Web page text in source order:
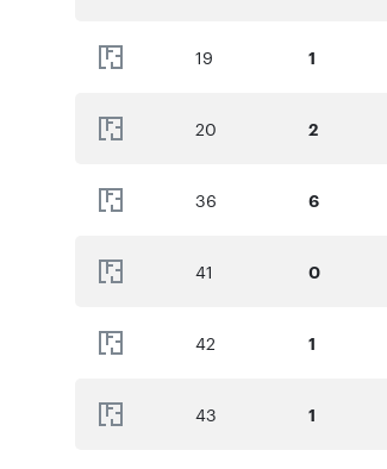
19 1
20 2
36 6
41 0
42 1
43 1